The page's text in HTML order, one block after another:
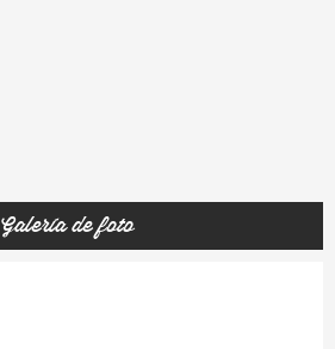
Galería de foto